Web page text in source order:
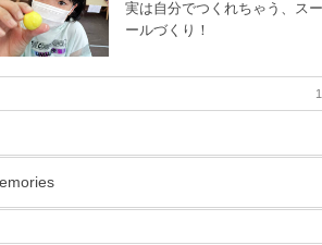
実は自分でつくれちゃう、ス
ールづくり！